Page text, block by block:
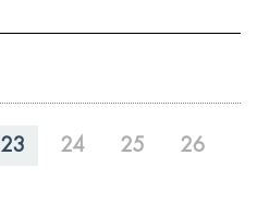
23 24 25 26